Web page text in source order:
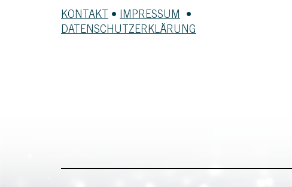
KONTAKT • IMPRESSUM
•
DATENSCHUTZERKLÄRUNG